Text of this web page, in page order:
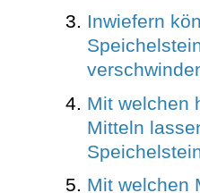
Inwiefern
Mit welchen
Mitteln
Mit welchen